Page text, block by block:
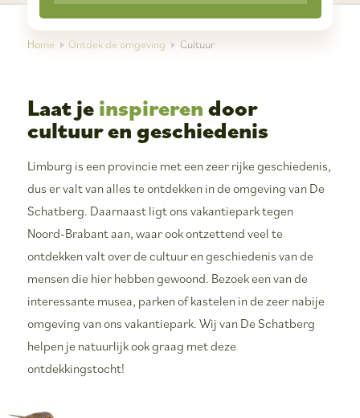
Home Ontdek de omgeving Cultuur
Laat jeinspirerendoor
cultuur en geschiedenis
Limburg is een provincie met een zeer rijke geschiedenis,
dus er valt van alles te ontdekken in de omgeving van De
Schatberg. Daarnaast ligt ons vakantiepark tegen
Noord-Brabant aan, waar ook ontzettend veel te
ontdekken valt over de cultuur en geschiedenis van de
mensen die hier hebben gewoond. Bezoek een van de
interessante musea, parken of kastelen in de zeer nabije
omgeving van ons vakantiepark. Wij van De Schatberg
helpen je natuurlijk ook graag met deze
ontdekkingstocht!